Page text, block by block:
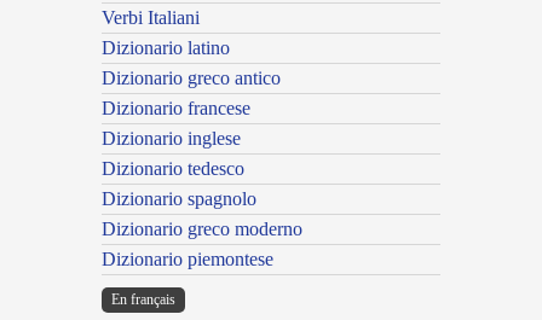
Verbi Italiani
Dizionario latino
Dizionario greco antico
Dizionario francese
Dizionario inglese
Dizionario tedesco
Dizionario spagnolo
Dizionario greco moderno
Dizionario piemontese
En français